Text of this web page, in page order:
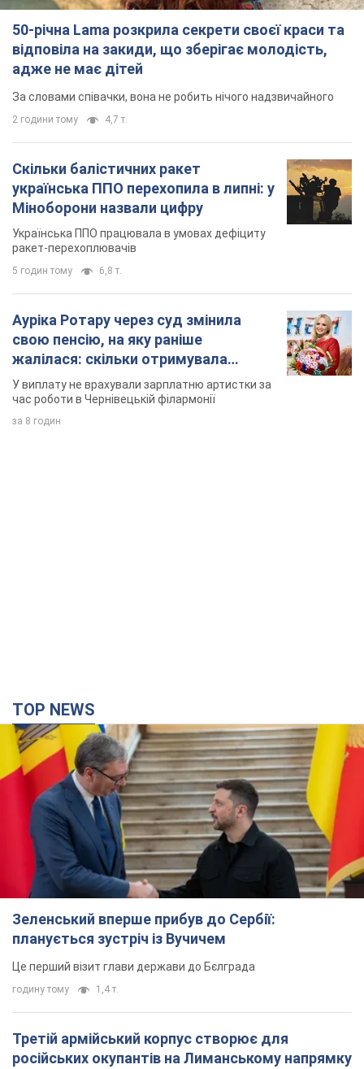
50-річна Lama розкрила секрети своєї краси та
відповіла на закиди, що зберігає молодість,
адже не має дітей
За словами співачки, вона не робить нічого надзвичайного
2 години тому 4,7 т.
Скільки балістичних ракет
українська ППО перехопила в липні: у
Міноборони назвали цифру
Українська ППО працювала в умовах дефіциту
ракет-перехоплювачів
5 годин тому 6,8 т.
Ауріка Ротару через суд змінила
свою пенсію, на яку раніше
жалілася: скільки отримувала
співачка
У виплату не врахували зарплатню артистки за
час роботи в Чернівецькій філармонії
за 8 годин
TOP NEWS
Зеленський вперше прибув до Сербії:
планується зустріч із Вучичем
Це перший візит глави держави до Бєлграда
годину тому 1,4 т.
Третій армійський корпус створює для
російських окупантів на Лиманському напрямку